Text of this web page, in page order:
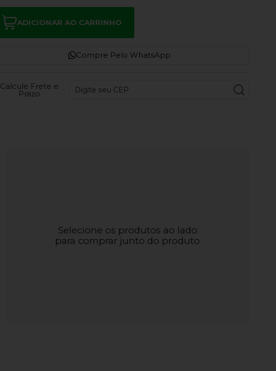
ADICIONAR AO CARRINHO
Compre Pelo WhatsApp
Calcule Frete e
Prazo
Selecione os produtos ao lado
para comprar junto do produto